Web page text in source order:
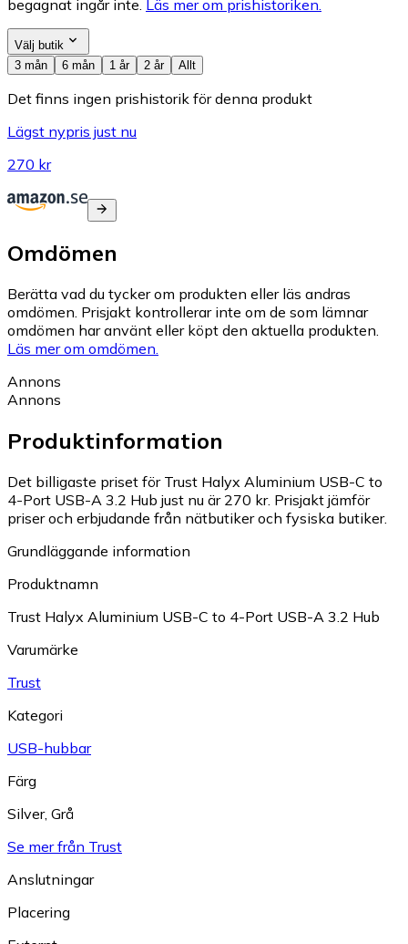
begagnat ingår inte. Läs mer om prishistoriken.
Välj butik
3 mån
6 mån 1 år 2 år Allt
Det finns ingen prishistorik för denna produkt
Lägst nypris just nu
270 kr
Omdömen
Berätta vad du tycker om produkten eller läs andras
omdömen. Prisjakt kontrollerar inte om de som lämnar
omdömen har använt eller köpt den aktuella produkten.
Läs mer om omdömen.
Annons
Annons
Produktinformation
Det billigaste priset för Trust Halyx Aluminium USB-C to
4-Port USB-A 3.2 Hub just nu är 270 kr. Prisjakt jämför
priser och erbjudande från nätbutiker och fysiska butiker.
Grundläggande information
Produktnamn
Trust Halyx Aluminium USB-C to 4-Port USB-A 3.2 Hub
Varumärke
Trust
Kategori
USB-hubbar
Färg
Silver, Grå
Se mer från Trust
Anslutningar
Placering